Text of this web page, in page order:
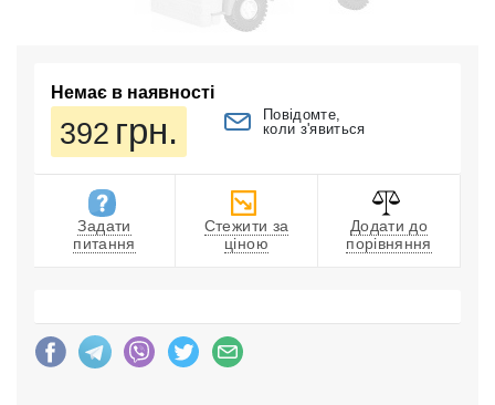
Немає в наявності
392 грн.
Повідомте,
коли з'явиться
Задати
питання
Стежити за
ціною
Додати до
порівняння